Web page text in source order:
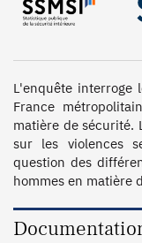
L'enquête interroge
France
matière de sécurité.
sur les violences
question des
hommes en matière